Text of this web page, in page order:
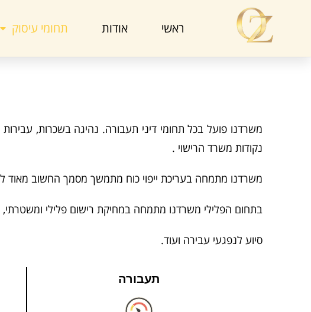
ראשי אודות תחומי עיסוק
משרדנו פועל בכל תחומי דיני תעבורה. נהיגה בשכרות,
נקודות משרד הרישוי .
משרדנו מתמחה בעריכת ייפוי כוח מתמשך מסמך החשוב מאוד
בתחום הפלילי משרדנו מתמחה במחיקת רישום פלילי
סיוע לנפגעי עבירה ועוד.
תעבורה